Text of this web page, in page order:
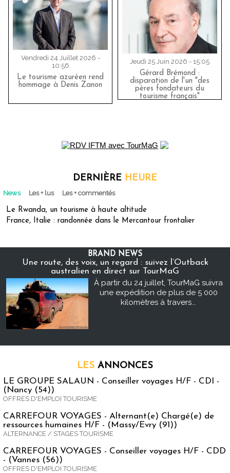
Vendredi 24 Juillet 2026 -
10:56
Le tourisme azuréen rend
hommage à Denis Zanon
Jeudi 25 Juin 2026 - 15:05
Gérard Brémond :
disparation de l'un "des
pères fondateurs du
tourisme français"
DERNIÈRE HEURE
News Les + lus Les + commentés
Le Rwanda, un tourisme à haute altitude
France, Italie : randonnée dans le Mercantour frontalier
BRAND NEWS
Une route, des voix, un regard : suivez l’Outback
australien en direct sur TourMaG
À partir du 24 juillet, TourMaG suivra
une expédition de plus de 5 000
kilomètres à travers...
LES ANNONCES
LE GROUPE SALAUN - Conseiller voyages H/F - CDI -
(Nancy (54))
OFFRES D'EMPLOI TOURISME
CARREFOUR VOYAGES - Alternant(e) Chargé(e) de
ressources humaines H/F - (Massy/Evry (91))
ALTERNANCE / STAGES TOURISME
CARREFOUR VOYAGES - Conseiller voyages H/F - CDD
- (Vannes (56))
OFFRES D'EMPLOI TOURISME